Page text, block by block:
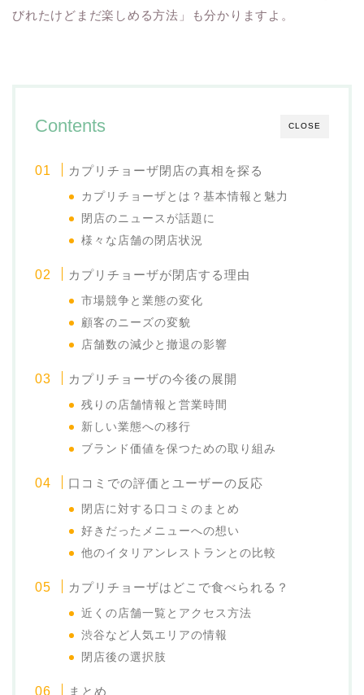
びれたけどまだ楽しめる方法」も分かりますよ。
CLOSE
Contents
カプリチョーザ閉店の真相を探る
カプリチョーザとは？基本情報と魅力
閉店のニュースが話題に
様々な店舗の閉店状況
カプリチョーザが閉店する理由
市場競争と業態の変化
顧客のニーズの変貌
店舗数の減少と撤退の影響
カプリチョーザの今後の展開
残りの店舗情報と営業時間
新しい業態への移行
ブランド価値を保つための取り組み
口コミでの評価とユーザーの反応
閉店に対する口コミのまとめ
好きだったメニューへの想い
他のイタリアンレストランとの比較
カプリチョーザはどこで食べられる？
近くの店舗一覧とアクセス方法
渋谷など人気エリアの情報
閉店後の選択肢
まとめ